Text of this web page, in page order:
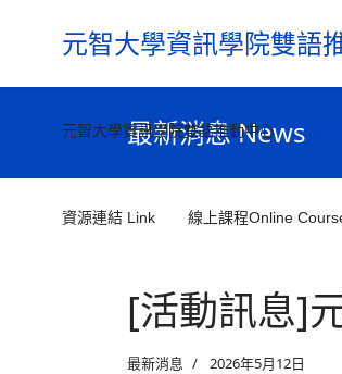
元智大學資訊學院雙語
元智大學資訊學院雙語推動中心
資源連結 Link 線上課程Online
最新消息 News
[活動訊息]
最新消息 2026年5月12日